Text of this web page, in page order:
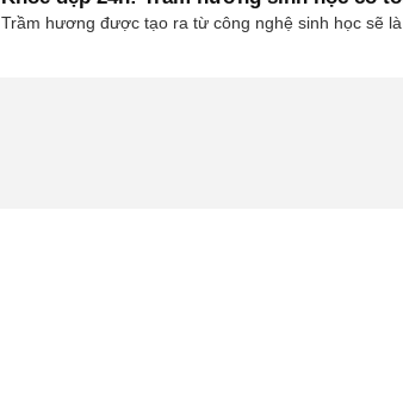
Trầm hương được tạo ra từ công nghệ sinh học sẽ